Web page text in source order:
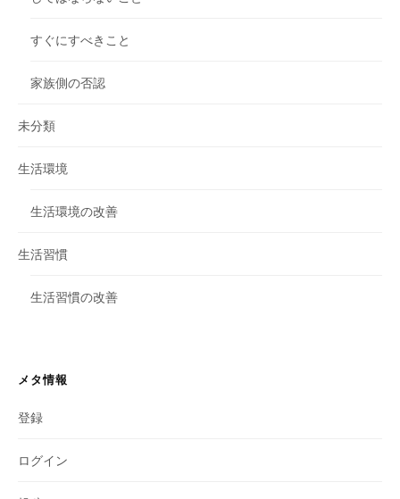
すぐにすべきこと
家族側の否認
未分類
生活環境
生活環境の改善
生活習慣
生活習慣の改善
メタ情報
登録
ログイン